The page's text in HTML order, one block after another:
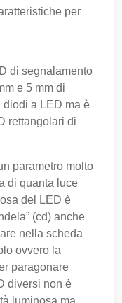
per
di segnalamento
e 5 mm di
diodi a LED ma è
rettangolari di
parametro molto
di quanta luce
del LED è
(cd) anche
nella scheda
ovvero la
paragonare
diversi non è